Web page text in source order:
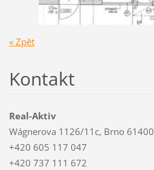
« Zpět
Kontakt
Real-Aktiv
Wágnerova 1126/11c, Brno 61400
+420 605 117 047
+420 737 111 672